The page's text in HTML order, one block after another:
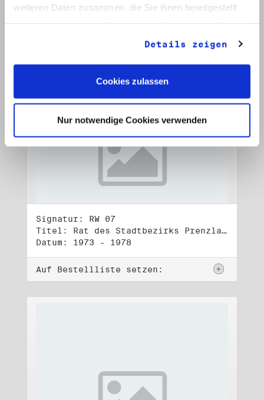
weiteren Daten zusammen, die Sie ihnen bereitgestellt
Details zeigen
Cookies zulassen
Nur notwendige Cookies verwenden
Datum: 1972 - 2001
Signatur: RW 07
Titel: Rat des Stadtbezirks Prenzlauer Berg in Berlin
Datum: 1973 - 1978
Auf Bestellliste setzen: